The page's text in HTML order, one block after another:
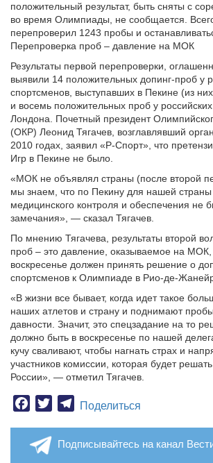
положительный результат, быть сняты с
во время Олимпиады, не сообщается.
перепроверил 1243 пробы и
Перепроверка проб – давление на МОК
Результаты первой перепроверки,
выявили 14 положительных допинг-проб у
спортсменов, выступавших в Пекине (из них
и восемь положительных проб у
Лондона. Почетный президент
(ОКР) Леонид Тягачев, возглавлявший
2010 годах, заявил «Р-Спорт», что
Игр в Пекине не было.
«МОК не объявлял страны (после второй
мы знаем, что по Пекину для нашей страны
медицинского контроля и обеспечения не
замечания», — сказал Тягачев.
По мнению Тягачева, результаты второй
проб – это давление, оказываемое на МОК,
воскресенье должен принять решение о
спортсменов к Олимпиаде в Рио-де-
«В жизни все бывает, когда идет такое
наших атлетов и страну и поднимают
давности. Значит, это спецзадание на то
должно быть в воскресенье по нашей
кучу сваливают, чтобы нагнать страх и
участников комиссии, которая будет
России», — отметил Тягачев.
Facebook
TwitterTelegram
Поделиться
Подписывайтесь на канал